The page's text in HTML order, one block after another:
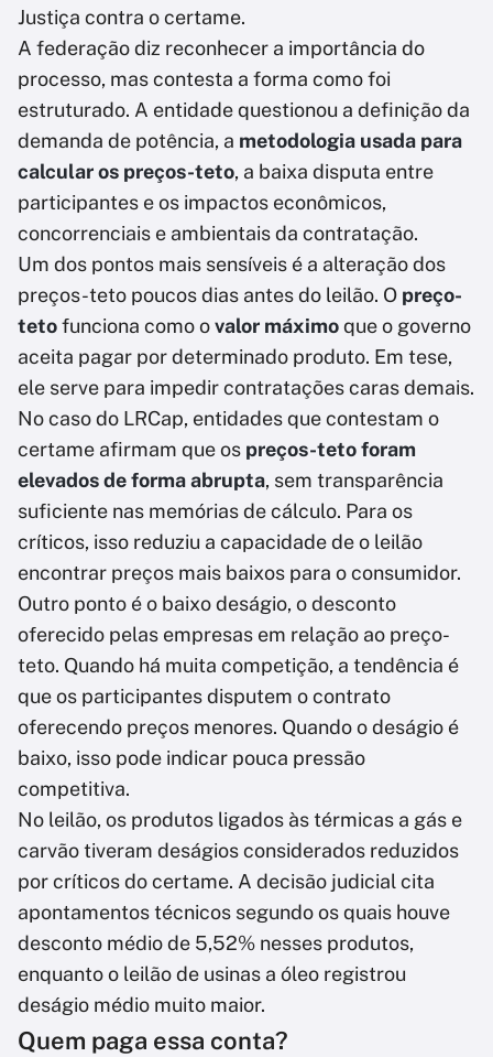
Justiça contra o certame.
A federação diz reconhecer a importância do
processo, mas contesta a forma como foi
estruturado. A entidade questionou a definição da
demanda de potência, a metodologia usada para
calcular os preços-teto, a baixa disputa entre
participantes e os impactos econômicos,
concorrenciais e ambientais da contratação.
Um dos pontos mais sensíveis é a alteração dos
preços-teto poucos dias antes do leilão. O preço-
tetofunciona como ovalor máximoque o governo
aceita pagar por determinado produto. Em tese,
ele serve para impedir contratações caras demais.
No caso do LRCap, entidades que contestam o
certame afirmam que os preços-teto foram
elevados de forma abrupta, sem transparência
suficiente nas memórias de cálculo. Para os
críticos, isso reduziu a capacidade de o leilão
encontrar preços mais baixos para o consumidor.
Outro ponto é o baixo deságio, o desconto
oferecido pelas empresas em relação ao preço-
teto. Quando há muita competição, a tendência é
que os participantes disputem o contrato
oferecendo preços menores. Quando o deságio é
baixo, isso pode indicar pouca pressão
competitiva.
No leilão, os produtos ligados às térmicas a gás e
carvão tiveram deságios considerados reduzidos
por críticos do certame. A decisão judicial cita
apontamentos técnicos segundo os quais houve
desconto médio de 5,52% nesses produtos,
enquanto o leilão de usinas a óleo registrou
deságio médio muito maior.
Quem paga essa conta?